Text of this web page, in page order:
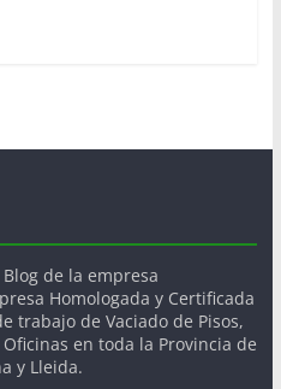
de la empresa
Homologada y Certificada
trabajo de Vaciado de Pisos,
en toda la Provincia de
y Lleida.